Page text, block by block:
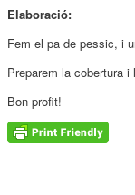
Elaboració:
Fem el pa de pessic, i
Preparem la cobertura
Bon profit!